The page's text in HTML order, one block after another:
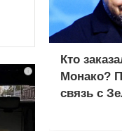
Кто
Монако?
связь с